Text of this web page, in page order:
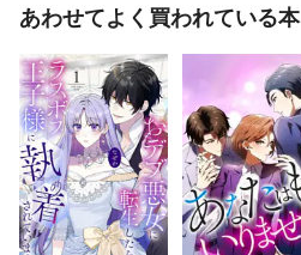
あわせてよく買われている本